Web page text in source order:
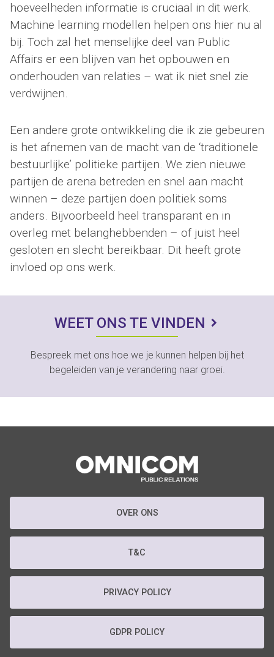
hoeveelheden informatie is cruciaal in dit werk.
Machine learning modellen helpen ons hier nu al
bij. Toch zal het menselijke deel van Public
Affairs er een blijven van het opbouwen en
onderhouden van relaties – wat ik niet snel zie
verdwijnen.
Een andere grote ontwikkeling die ik zie gebeuren
is het afnemen van de macht van de ‘traditionele
bestuurlijke’ politieke partijen. We zien nieuwe
partijen de arena betreden en snel aan macht
winnen – deze partijen doen politiek soms
anders. Bijvoorbeeld heel transparant en in
overleg met belanghebbenden – of juist heel
gesloten en slecht bereikbaar. Dit heeft grote
invloed op ons werk.
WEET ONS TE VINDEN
Bespreek met ons hoe we je kunnen helpen bij het
begeleiden van je verandering naar groei.
OVER ONS
T&C
PRIVACY POLICY
GDPR POLICY